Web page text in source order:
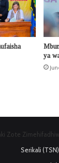
ya
Zote
Serikali (TSN)